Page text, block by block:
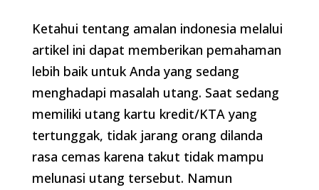
Ketahui tentang amalan indonesia melalui
artikel ini dapat memberikan pemahaman
lebih baik untuk Anda yang sedang
menghadapi masalah utang. Saat sedang
memiliki utang kartu kredit/KTA yang
tertunggak, tidak jarang orang dilanda
rasa cemas karena takut tidak mampu
melunasi utang tersebut. Namun